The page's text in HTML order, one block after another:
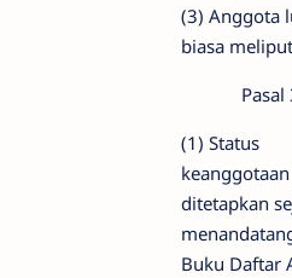
(3) Anggota
biasa
Pasal
(1) Status
ditetapkan
Buku Daftar